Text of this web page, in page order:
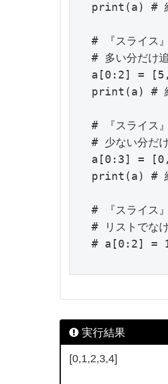
print(a) #
# 『スライス
# 多い分だけ
a[0:2] =
print(a) #
# 『スライス
# 少ない分だけ
a[0:3] =
print(a) #
# 『スライス
# リストでな
# a[0:2] = 1
実行結果
[0,1,2,3,4]